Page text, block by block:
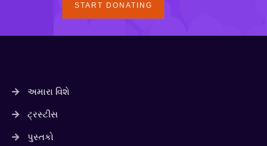
START DONATING
અમારા વિશે
ટ્રસ્ટીસ
પુસ્તકો